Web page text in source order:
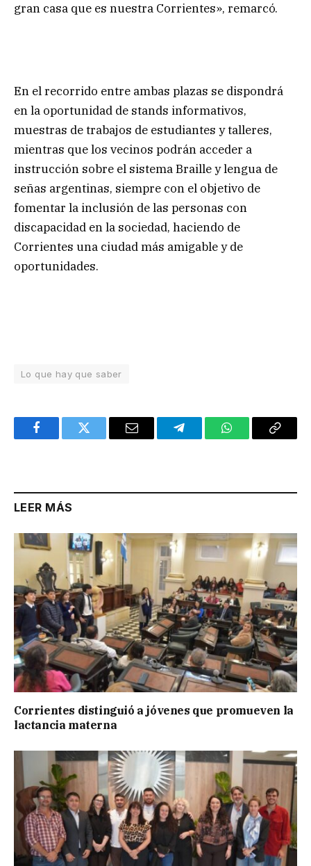
gran casa que es nuestra Corrientes», remarcó.
En el recorrido entre ambas plazas se dispondrá
en la oportunidad de stands informativos,
muestras de trabajos de estudiantes y talleres,
mientras que los vecinos podrán acceder a
instrucción sobre el sistema Braille y lengua de
señas argentinas, siempre con el objetivo de
fomentar la inclusión de las personas con
discapacidad en la sociedad, haciendo de
Corrientes una ciudad más amigable y de
oportunidades.
Lo que hay que saber
FacebookTwitter Email TelegramWhatsAppCopy
LEER MÁS
Corrientes distinguió a jóvenes que promueven la
lactancia materna